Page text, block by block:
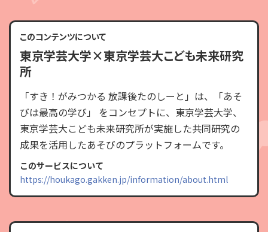
このコンテンツについて
東京学芸大学×東京学芸大こども未来研究
所
「すき！がみつかる 放課後たのしーと」は、「あそ
びは最高の学び」 をコンセプトに、東京学芸大学、
東京学芸大こども未来研究所が実施した共同研究の
成果を活用したあそびのプラットフォームです。
このサービスについて
https://houkago.gakken.jp/information/about.html